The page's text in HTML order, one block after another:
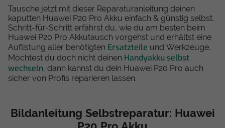
Tausche jetzt mit dieser Reparaturanleitung deinen
kaputten Huawei P20 Pro Akku einfach & günstig selbst.
Schritt-für-Schritt erfährst du, wie du am besten beim
Huawei P20 Pro Akkutausch vorgehst und erhältst eine
Auflistung aller benötigten Ersatzteile und Werkzeuge.
Möchtest du doch nicht deinen Handyakku selbst
wechseln , dann kannst du dein Huawei P20 Pro auch
sicher von Profis reparieren lassen.
Bildanleitung Selbstreparatur: Huawei